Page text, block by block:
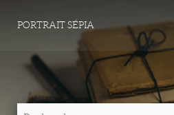
PORTRAIT SÉPIA